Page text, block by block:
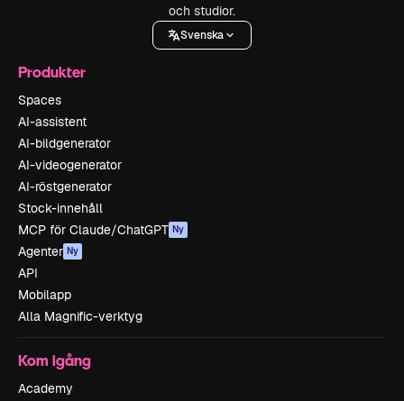
och studior.
Svenska
Produkter
Spaces
AI-assistent
AI-bildgenerator
AI-videogenerator
AI-röstgenerator
Stock-innehåll
MCP för Claude/ChatGPT Ny
Agenter Ny
API
Mobilapp
Alla Magnific-verktyg
Kom igång
Academy